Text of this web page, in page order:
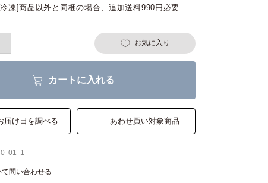
凍]商品以外と同梱の場合、追加送料990円必要
お気に入り
カートに入れる
届け日を調べる あわせ買い対象商品
01-1
て問い合わせる